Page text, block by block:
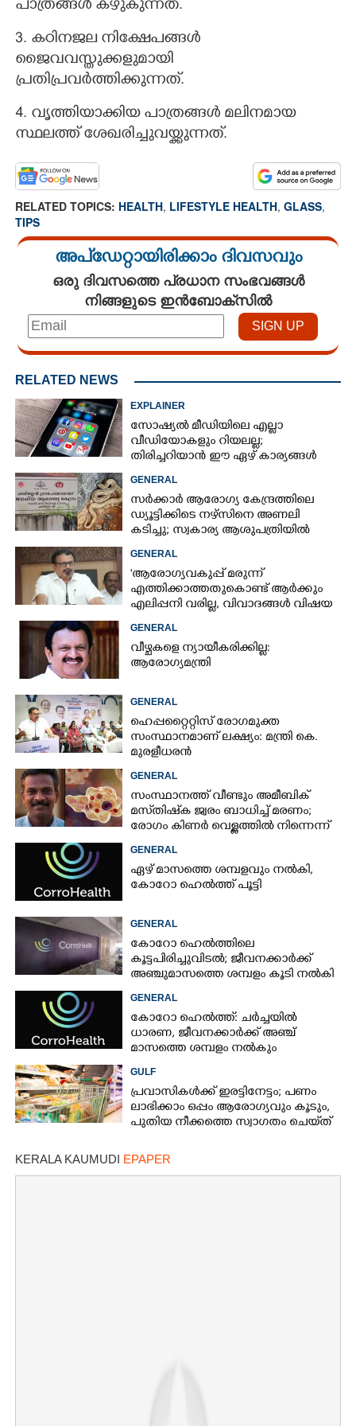
പാത്രങ്ങൾ കഴുകുന്നത്.
3. കഠിനജല നിക്ഷേപങ്ങൾ
ജൈവവസ്തുക്കളുമായി
പ്രതിപ്രവർത്തിക്കുന്നത്.
4. വൃത്തിയാക്കിയ പാത്രങ്ങൾ മലിനമായ
സ്ഥലത്ത് ശേഖരിച്ചുവയ്ക്കുന്നത്.
RELATED TOPICS: HEALTH, LIFESTYLE HEALTH, GLASS,
TIPS
അപ്ഡേറ്റായിരിക്കാം ദിവസവും
ഒരു ദിവസത്തെ പ്രധാന സംഭവങ്ങൾ
നിങ്ങളുടെ ഇൻബോക്സിൽ
RELATED NEWS
EXPLAINER
സോഷ്യൽ മീഡിയിലെ എല്ലാ
വീഡിയോകളും റിയലല്ല;
തിരിച്ചറിയാൻ ഈ ഏഴ് കാര്യങ്ങൾ
GENERAL
സർക്കാർ ആരോഗ്യ കേന്ദ്രത്തിലെ
ഡ്യൂട്ടിക്കിടെ നഴ്സിനെ അണലി
കടിച്ചു; സ്വകാര്യ ആശുപത്രിയിൽ
GENERAL
'ആരോഗ്യവകുപ്പ് മരുന്ന്
എത്തിക്കാത്തതുകൊണ്ട് ആർക്കും
എലിപ്പനി വരില്ല, വിവാദങ്ങൾ വിഷയ
GENERAL
വീഴ്ചകളെ ന്യായീകരിക്കില്ല:
ആരോഗ്യമന്ത്രി
GENERAL
ഹെപ്പറ്റൈറ്റിസ് രോഗമുക്ത
സംസ്ഥാനമാണ് ലക്ഷ്യം: മന്ത്രി കെ.
മുരളീധരൻ
GENERAL
സംസ്ഥാനത്ത് വീണ്ടും അമീബിക്
മസ്‌തിഷ്‌ക ജ്വരം ബാധിച്ച് മരണം;
രോഗം കിണർ വെള്ളത്തിൽ നിന്നെന്ന്
GENERAL
ഏഴ് മാസത്തെ ശമ്പളവും നൽകി,
കോറോ ഹെൽത്ത് പൂട്ടി
GENERAL
കോറോ ഹെൽത്തിലെ
കൂട്ടപിരിച്ചുവിടൽ; ജീവനക്കാർക്ക്
അഞ്ചുമാസത്തെ ശമ്പളം കൂടി നൽകി
GENERAL
കോറോ ഹെൽത്ത്: ചർച്ചയിൽ
ധാരണ, ജീവനക്കാർക്ക് അഞ്ച്
മാസത്തെ ശമ്പളം നൽകും
GULF
പ്രവാസികൾക്ക് ഇരട്ടിനേട്ടം; പണം
ലാഭിക്കാം ഒപ്പം ആരോഗ്യവും കൂടും,
പുതിയ നീക്കത്തെ സ്വാഗതം ചെയ്‌ത്
KERALA KAUMUDI EPAPER